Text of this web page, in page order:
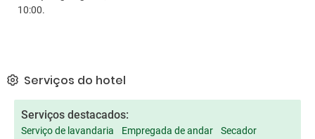
10:00.
Serviços do hotel
Serviços destacados:
Serviço de lavandaria Empregada de andar
Secador